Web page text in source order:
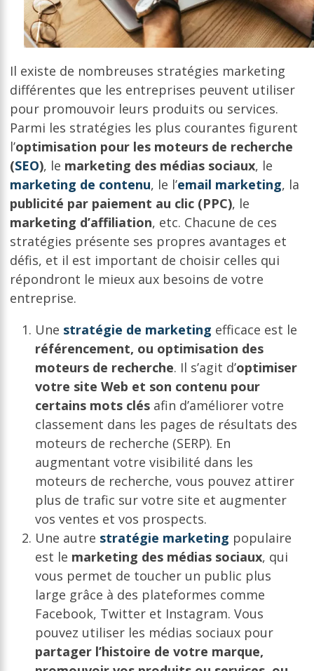
Il existe de nombreuses stratégies marketing
différentes que les entreprises peuvent utiliser
pour promouvoir leurs produits ou services.
Parmi les stratégies les plus courantes figurent
l’optimisation pour les moteurs de recherche
(SEO), le marketing des médias sociaux, le
marketing de contenu, le l’email marketing, la
publicité par paiement au clic (PPC), le
marketing d’affiliation, etc. Chacune de ces
stratégies présente ses propres avantages et
défis, et il est important de choisir celles qui
répondront le mieux aux besoins de votre
entreprise.
Une stratégie de marketing efficace est le
référencement, ou optimisation des
moteurs de recherche. Il s’agit d’optimiser
votre site Web et son contenu pour
certains mots clésafin d’améliorer votre
classement dans les pages de résultats des
moteurs de recherche (SERP). En
augmentant votre visibilité dans les
moteurs de recherche, vous pouvez attirer
plus de trafic sur votre site et augmenter
vos ventes et vos prospects.
Une autre stratégie marketing populaire
est le marketing des médias sociaux, qui
vous permet de toucher un public plus
large grâce à des plateformes comme
Facebook, Twitter et Instagram. Vous
pouvez utiliser les médias sociaux pour
partager l’histoire de votre marque,